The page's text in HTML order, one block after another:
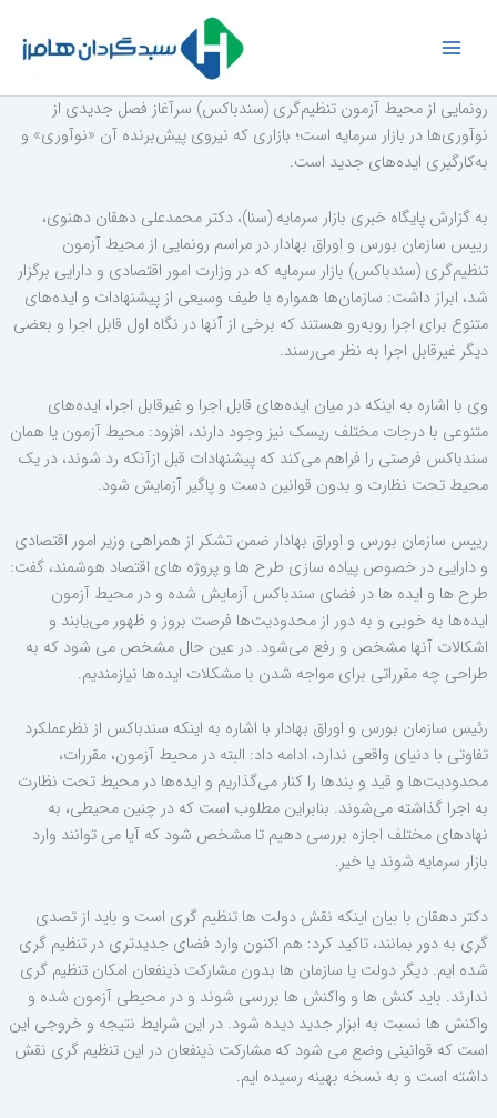
رونمایی از محیط آزمون تنظیم‌گری (سندباکس) سرآغاز فصل جدیدی از
نوآوری‌ها در بازار سرمایه است؛ بازاری که نیروی پیش‌برنده آن «نوآوری» و
به‌کارگیری ایده‌های جدید است.
به گزارش پایگاه خبری بازار سرمایه (سنا)، دکتر محمدعلی دهقان دهنوی،
رییس سازمان بورس و اوراق بهادار در مراسم رونمایی از محیط آزمون
تنظیم‌گری (سندباکس) بازار سرمایه که در وزارت امور اقتصادی و دارایی برگزار
شد، ابراز داشت: سازمان‌ها همواره با طیف وسیعی از پیشنهادات و ایده‌های
متنوع برای اجرا روبه‌رو هستند که برخی از آنها در نگاه اول قابل اجرا و بعضی
دیگر غیرقابل اجرا به نظر می‌رسند.
وی با اشاره به اینکه در میان ایده‌های قابل اجرا و غیرقابل اجرا، ایده‌های
متنوعی با درجات مختلف ریسک‌ نیز وجود دارند، افزود: محیط آزمون یا همان
سندباکس فرصتی را فراهم می‌کند که پیشنهادات قبل ازآنکه رد شوند، در یک
محیط تحت نظارت و بدون قوانین دست و پاگیر آزمایش شود.
رییس سازمان بورس و اوراق بهادار ضمن تشکر از همراهی وزیر امور اقتصادی
و دارایی در خصوص پیاده سازی طرح ها و پروژه های اقتصاد هوشمند، گفت:
طرح ها و ایده ها در فضای سندباکس آزمایش شده و در محیط ‌آزمون
ایده‌ها به خوبی و به دور از محدودیت‌ها فرصت بروز و ظهور می‌یابند و
اشکالات آنها مشخص و رفع می‌شود. در عین حال مشخص می شود که به
طراحی چه مقرراتی برای مواجه شدن با مشکلات ایده‌ها نیازمندیم.
رئیس سازمان بورس و اوراق بهادار با اشاره به اینکه سندباکس از نظرعملکرد
تفاوتی با دنیای واقعی ندارد، ادامه داد: البته در محیط آزمون، مقررات،
محدودیت‌ها و قید و بندها را کنار می‌گذاریم و ایده‌ها در محیط تحت نظارت
به اجرا گذاشته می‌شوند. بنابراین مطلوب است که در چنین محیطی، به
نهادهای مختلف اجازه بررسی دهیم تا مشخص شود که آیا می توانند وارد
بازار سرمایه شوند یا خیر.
دکتر دهقان با بیان اینکه نقش دولت ها تنظیم گری است و باید از تصدی
گری به دور بمانند، تاکید کرد: هم اکنون وارد فضای جدیدتری در تنظیم گری
شده ایم. دیگر دولت یا سازمان ها بدون مشارکت ذینفعان امکان تنظیم گری
ندارند. باید کنش ها و واکنش ها بررسی شوند و در محیطی آزمون شده و
واکنش ها نسبت به ابزار جدید دیده شود. در این شرایط نتیجه و خروجی این
است که قوانینی وضع می شود که مشارکت ذینفعان در این تنظیم گری نقش
داشته است و به نسخه بهینه رسیده ایم.